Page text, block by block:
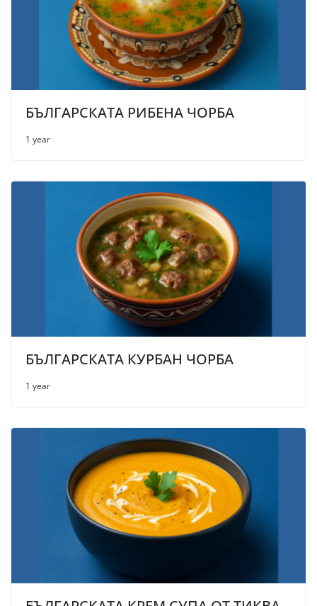
БЪЛГАРСКАТА РИБЕНА ЧОРБА
1 year
БЪЛГАРСКАТА КУРБАН ЧОРБА
1 year